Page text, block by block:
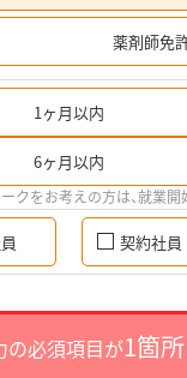
薬剤師免
1ヶ月以内
6ヶ月以内
クをお考えの方は、就業
契約社員
の必須項目が1箇所